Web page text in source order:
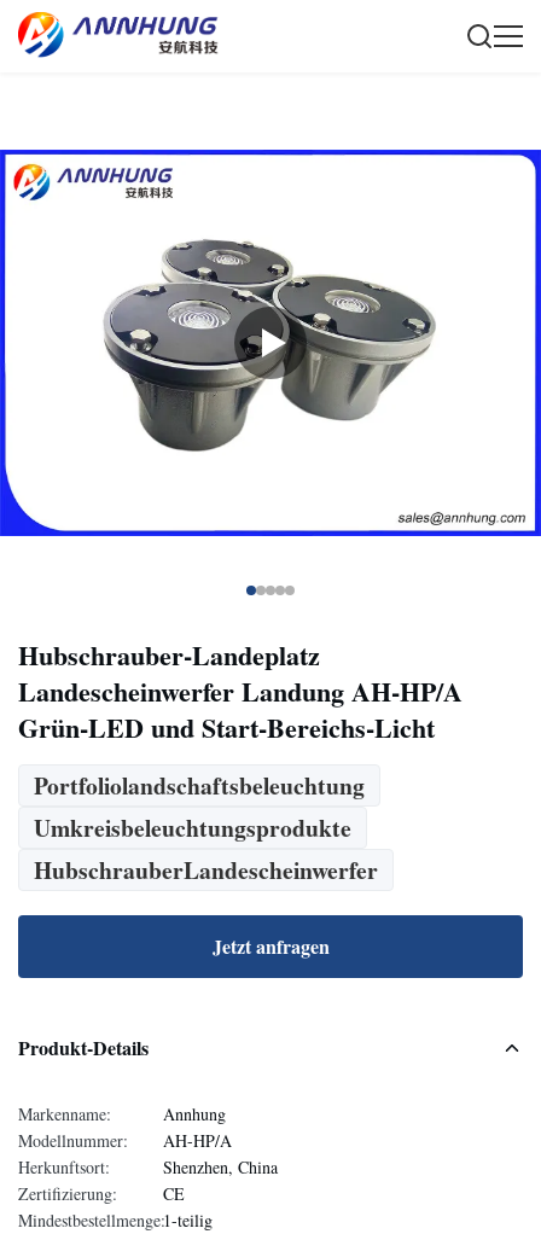
Hubschrauber-Landeplatz
Landescheinwerfer Landung AH-HP/A
Grün-LED und Start-Bereichs-Licht
Portfoliolandschaftsbeleuchtung
Umkreisbeleuchtungsprodukte
HubschrauberLandescheinwerfer
Jetzt anfragen
Produkt-Details
Markenname:
Annhung
Modellnummer:
AH-HP/A
Herkunftsort:
Shenzhen, China
Zertifizierung:
CE
Mindestbestellmenge:1-teilig